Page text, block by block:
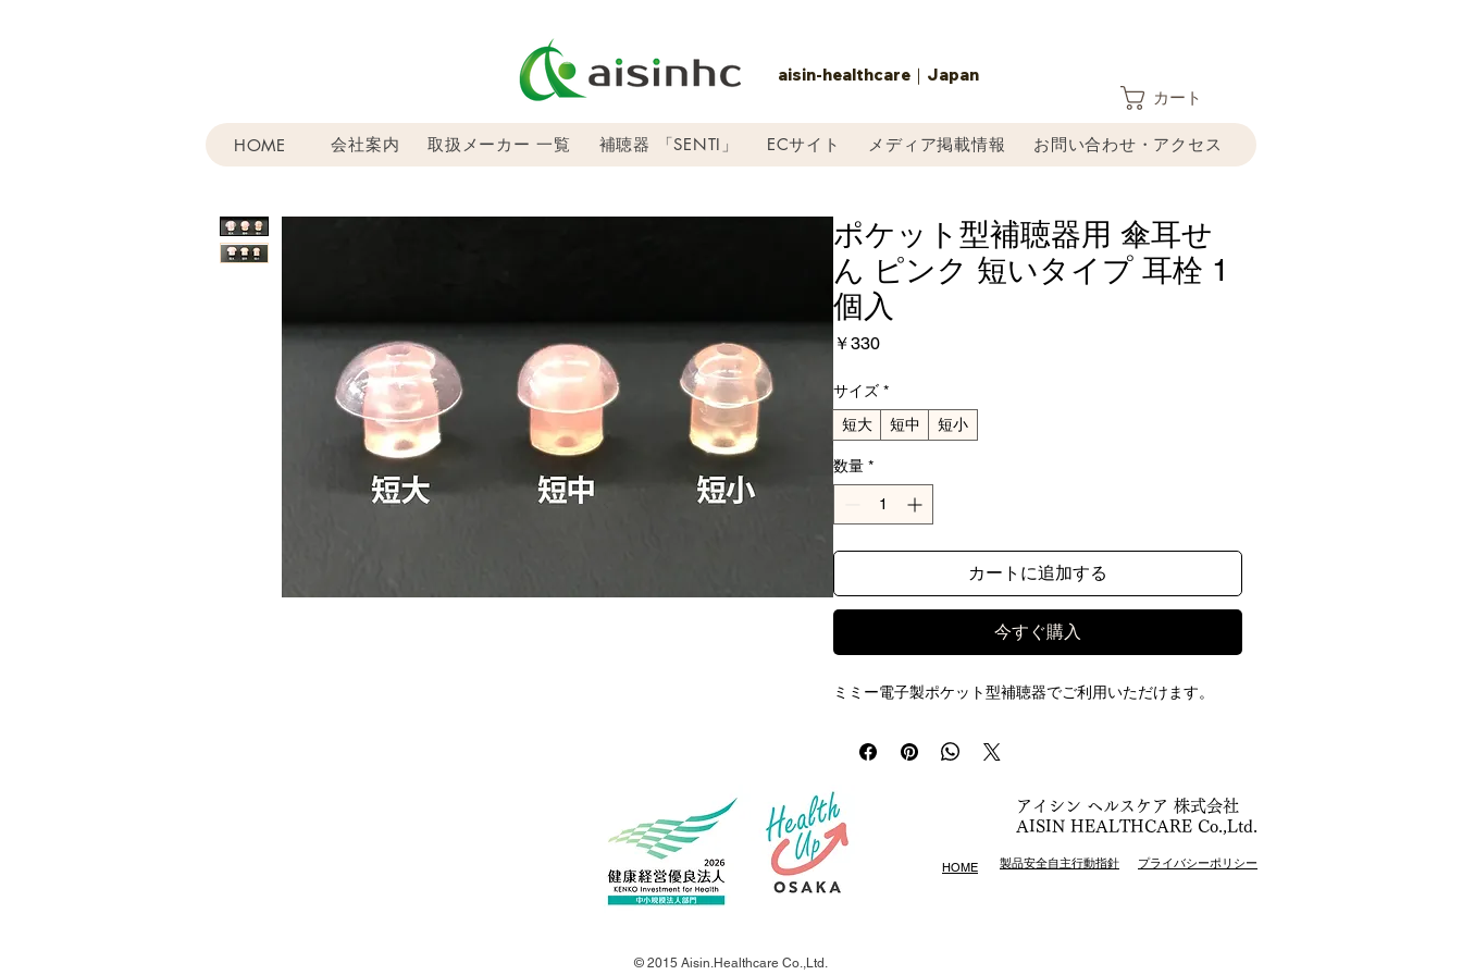
aisin-healthcare｜Japan
カート
HOME 会社案内 取扱メーカー 一覧 補聴器 「SENTI」 ECサイト メディア掲載情報 お問い合わせ・アクセス
ポケット型補聴器用 傘耳せ
ん ピンク 短いタイプ 耳栓 1
個入
￥330価
サイズ *
短大
短中 短小
数量 *
カートに追加する
今すぐ購入
ミミー電子製ポケット型補聴器でご利用いただけます。
アイシン ヘルスケア 株式会社
AISIN HEALTHCARE Co.,Ltd.
HOME 製品安全自主行動指針 プライバシーポリシー
© 2015 Aisin.Healthcare Co.,Ltd.